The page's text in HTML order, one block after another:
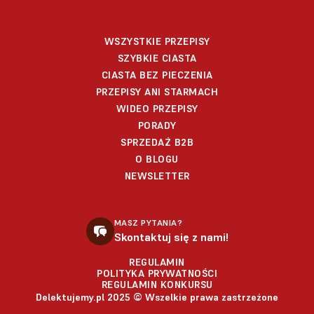
WSZYSTKIE PRZEPISY
SZYBKIE CIASTA
CIASTA BEZ PIECZENIA
PRZEPISY ANI STARMACH
WIDEO PRZEPISY
PORADY
SPRZEDAŻ B2B
O BLOGU
NEWSLETTER
MASZ PYTANIA?
Skontaktuj się z nami!
REGULAMIN
POLITYKA PRYWATNOŚCI
REGULAMIN KONKURSU
Delektujemy.pl 2025 © Wszelkie prawa zastrzeżone